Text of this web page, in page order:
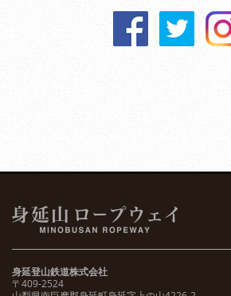
身延登山鉄道株式会社
〒409-2524